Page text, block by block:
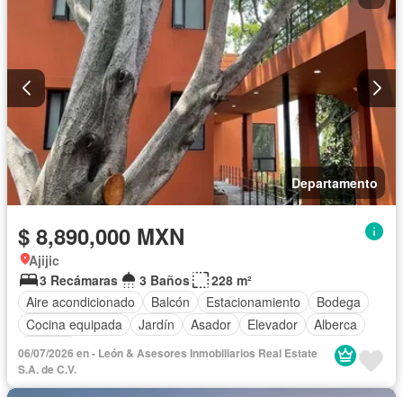
Departamento
$ 8,890,000 MXN
Ajijic
3 Recámaras
3 Baños
228 m²
Aire acondicionado
Balcón Estacionamiento
Bodega
Cocina equipada
Jardín Asador Elevador
Alberca
Terraza
06/07/2026 en - León & Asesores Inmobiliarios Real Estate
S.A. de C.V.